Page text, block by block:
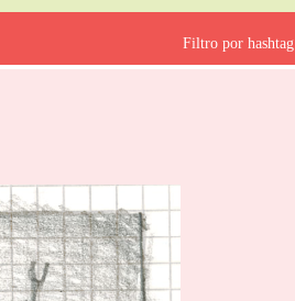
Filtro por hashtag